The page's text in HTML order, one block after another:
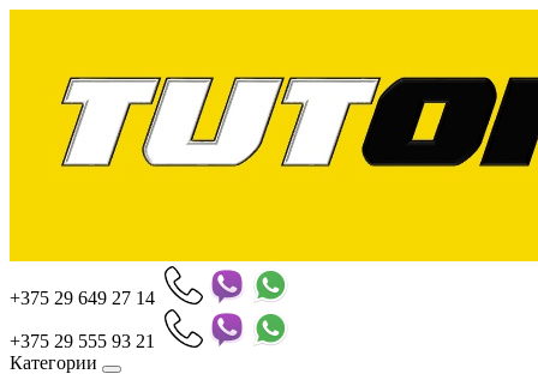
+375 29 649 27 14
+375 29 555 93 21
Категории